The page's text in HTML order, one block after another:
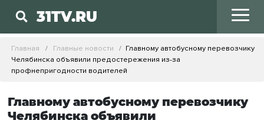
31TV.RU
Главная Главные новости
Главному автобусному перевозчику
Челябинска объявили предостережения из-за
профнепригодности водителей
Главному автобусному перевозчику
Челябинска объявили